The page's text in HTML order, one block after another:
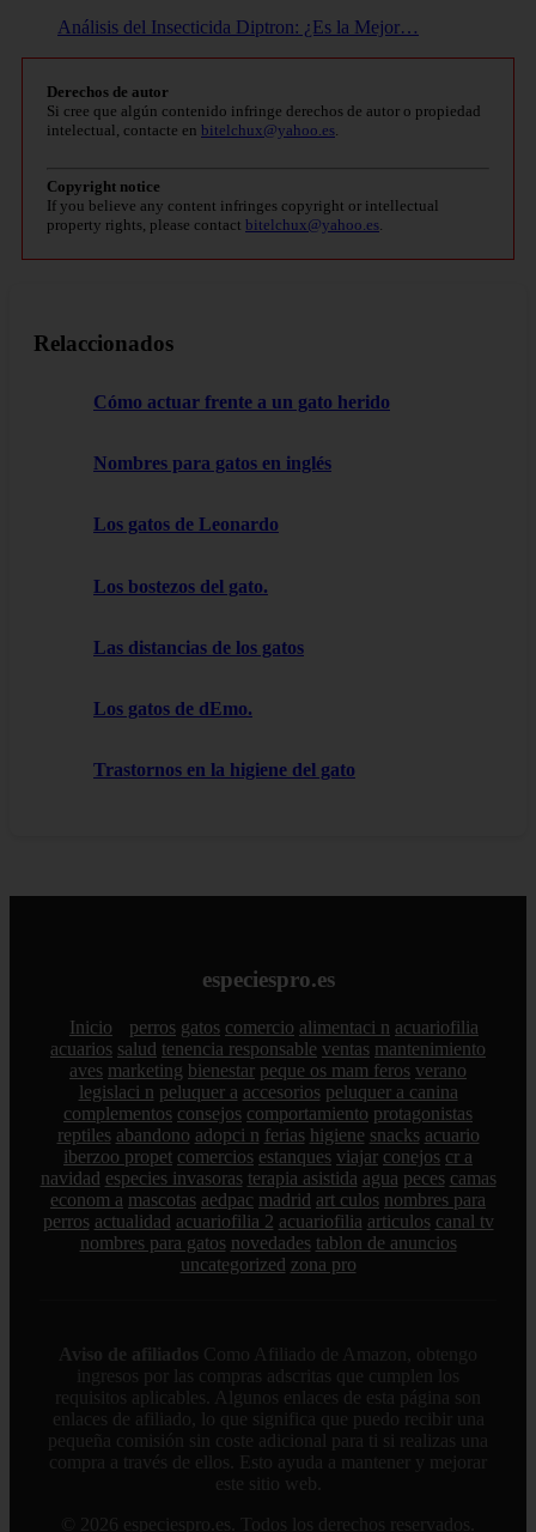
Análisis del Insecticida Diptron: ¿Es la Mejor…
Derechos de autor
Si cree que algún contenido infringe derechos de autor o propiedad
intelectual, contacte en bitelchux@yahoo.es.
Copyright notice
If you believe any content infringes copyright or intellectual
property rights, please contact bitelchux@yahoo.es.
Relaccionados
Cómo actuar frente a un gato herido
Nombres para gatos en inglés
Los gatos de Leonardo
Los bostezos del gato.
Las distancias de los gatos
Los gatos de dEmo.
Trastornos en la higiene del gato
especiespro.es
Inicio perros gatos comercio alimentaci n acuariofilia
acuarios salud tenencia responsable ventas mantenimiento
aves marketing bienestar peque os mam feros verano
legislaci n peluquer a accesorios peluquer a canina
complementos consejos comportamiento protagonistas
reptiles abandono adopci n ferias higiene snacks acuario
iberzoo propet comercios estanques viajar conejos cr a
navidad especies invasoras terapia asistida agua peces camas
econom a mascotas aedpac madrid art culos nombres para
perros actualidad acuariofilia 2 acuariofilia articulos canal tv
nombres para gatos novedades tablon de anuncios
uncategorized zona pro
Aviso de afiliados Como Afiliado de Amazon, obtengo
ingresos por las compras adscritas que cumplen los
requisitos aplicables. Algunos enlaces de esta página son
enlaces de afiliado, lo que significa que puedo recibir una
pequeña comisión sin coste adicional para ti si realizas una
compra a través de ellos. Esto ayuda a mantener y mejorar
este sitio web.
© 2026 especiespro.es. Todos los derechos reservados.